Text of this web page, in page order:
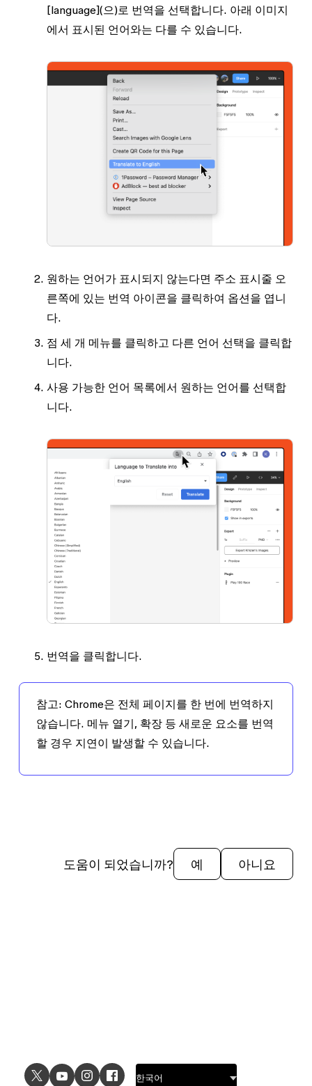
[language](으)로 번역을 선택합니다. 아래 이미지
에서 표시된 언어와는 다를 수 있습니다.
원하는 언어가 표시되지 않는다면 주소 표시줄 오
른쪽에 있는 번역 아이콘을 클릭하여 옵션을 엽니
다.
점 세 개 메뉴를 클릭하고 다른 언어 선택을 클릭합
니다.
사용 가능한 언어 목록에서 원하는 언어를 선택합
니다.
번역을 클릭합니다.
참고: Chrome은 전체 페이지를 한 번에 번역하지
않습니다. 메뉴 열기, 확장 등 새로운 요소를 번역
할 경우 지연이 발생할 수 있습니다.
도움이 되었습니까? 예 아니요